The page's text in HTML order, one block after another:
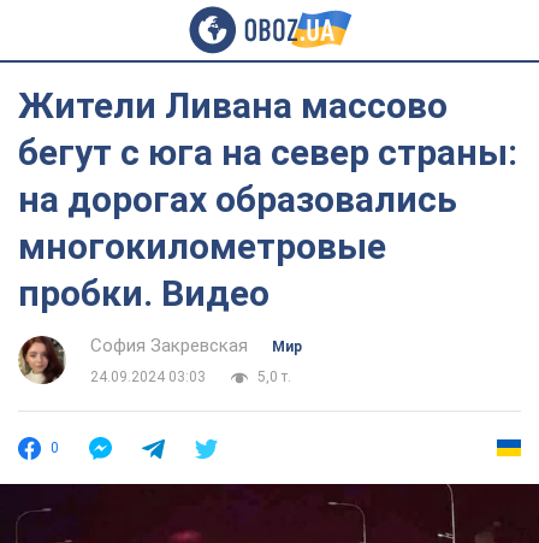
Жители Ливана массово
бегут с юга на север страны:
на дорогах образовались
многокилометровые
пробки. Видео
София Закревская
Мир
24.09.2024 03:03
5,0 т.
0